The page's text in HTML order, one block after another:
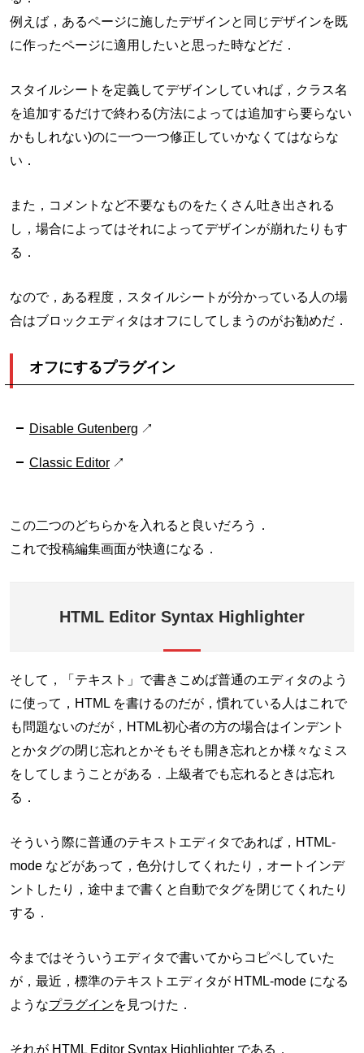
例えば，あるページに施したデザインと同じデザインを既
に作ったページに適用したいと思った時などだ．
スタイルシートを定義してデザインしていれば，クラス名
を追加するだけで終わる(方法によっては追加すら要らない
かもしれない)のに一つ一つ修正していかなくてはならな
い．
また，コメントなど不要なものをたくさん吐き出される
し，場合によってはそれによってデザインが崩れたりもす
る．
なので，ある程度，スタイルシートが分かっている人の場
合はブロックエディタはオフにしてしまうのがお勧めだ．
オフにするプラグイン
Disable Gutenberg
Classic Editor
この二つのどちらかを入れると良いだろう．
これで投稿編集画面が快適になる．
HTML Editor Syntax Highlighter
そして，「テキスト」で書きこめば普通のエディタのよう
に使って，HTML を書けるのだが，慣れている人はこれで
も問題ないのだが，HTML初心者の方の場合はインデント
とかタグの閉じ忘れとかそもそも開き忘れとか様々なミス
をしてしまうことがある．上級者でも忘れるときは忘れ
る．
そういう際に普通のテキストエディタであれば，HTML-
mode などがあって，色分けしてくれたり，オートインデ
ントしたり，途中まで書くと自動でタグを閉じてくれたり
する．
今まではそういうエディタで書いてからコピペしていた
が，最近，標準のテキストエディタが HTML-mode になる
ようなプラグインを見つけた．
それが HTML Editor Syntax Highlighter である．